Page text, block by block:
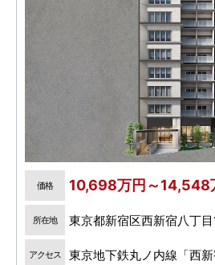
価格 10,698万円～14,548
所在地 東京都新宿区西新宿八丁
アクセス 東京地下鉄丸ノ内線「西